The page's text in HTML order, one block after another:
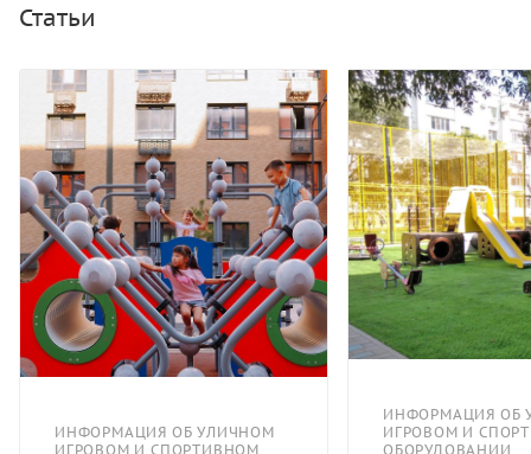
Статьи
ИНФОРМАЦИЯ ОБ УЛИЧНОМ
ИГРОВОМ И СПОРТИВНОМ
ИНФОРМАЦИЯ ОБ
ИГРОВОМ И
ОБОРУДОВАНИИ